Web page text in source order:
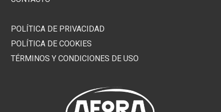
POLÍTICA DE PRIVACIDAD
POLÍTICA DE COOKIES
TÉRMINOS Y CONDICIONES DE USO